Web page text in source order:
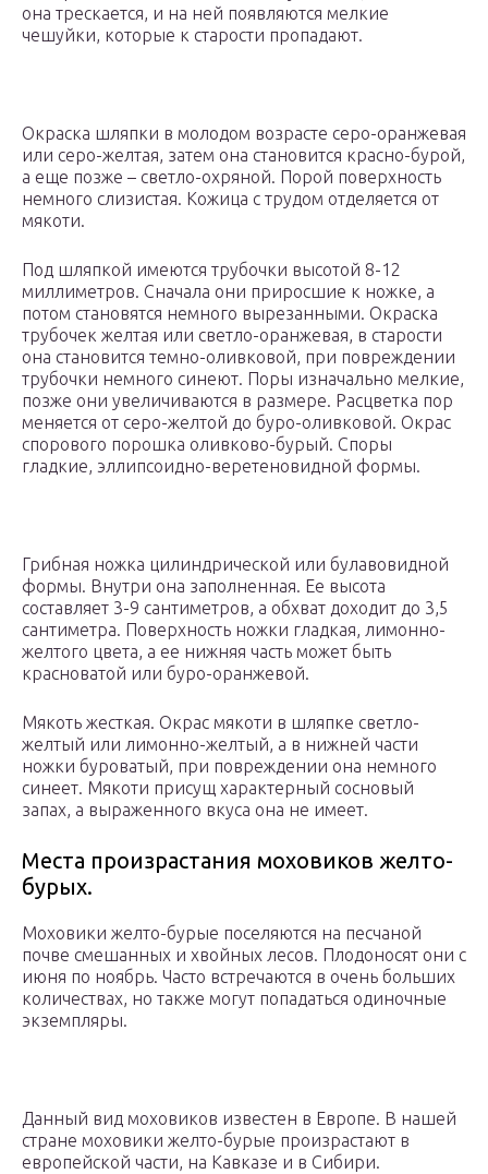
она трескается, и на ней появляются мелкие
чешуйки, которые к старости пропадают.
Окраска шляпки в молодом возрасте серо-оранжевая
или серо-желтая, затем она становится красно-бурой,
а еще позже – светло-охряной. Порой поверхность
немного слизистая. Кожица с трудом отделяется от
мякоти.
Под шляпкой имеются трубочки высотой 8-12
миллиметров. Сначала они приросшие к ножке, а
потом становятся немного вырезанными. Окраска
трубочек желтая или светло-оранжевая, в старости
она становится темно-оливковой, при повреждении
трубочки немного синеют. Поры изначально мелкие,
позже они увеличиваются в размере. Расцветка пор
меняется от серо-желтой до буро-оливковой. Окрас
спорового порошка оливково-бурый. Споры
гладкие, эллипсоидно-веретеновидной формы.
Грибная ножка цилиндрической или булавовидной
формы. Внутри она заполненная. Ее высота
составляет 3-9 сантиметров, а обхват доходит до 3,5
сантиметра. Поверхность ножки гладкая, лимонно-
желтого цвета, а ее нижняя часть может быть
красноватой или буро-оранжевой.
Мякоть жесткая. Окрас мякоти в шляпке светло-
желтый или лимонно-желтый, а в нижней части
ножки буроватый, при повреждении она немного
синеет. Мякоти присущ характерный сосновый
запах, а выраженного вкуса она не имеет.
Места произрастания моховиков желто-
бурых.
Моховики желто-бурые поселяются на песчаной
почве смешанных и хвойных лесов. Плодоносят они с
июня по ноябрь. Часто встречаются в очень больших
количествах, но также могут попадаться одиночные
экземпляры.
Данный вид моховиков известен в Европе. В нашей
стране моховики желто-бурые произрастают в
европейской части, на Кавказе и в Сибири.